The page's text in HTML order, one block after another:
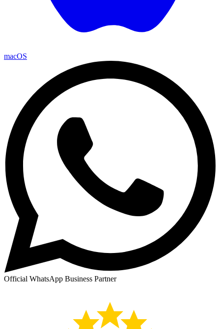
macOS
Official WhatsApp Business Partner